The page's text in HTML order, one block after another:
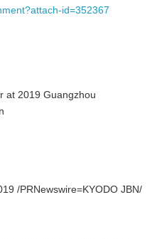
id=352367
at 2019 Guangzhou
/PRNewswire=KYODO JBN/